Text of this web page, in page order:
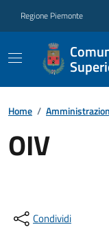
Regione Piemonte
Home /
OIV
Condividi